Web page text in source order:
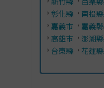
新竹縣
苗栗縣
彰化縣
南投縣
嘉義市
嘉義縣
高雄市
澎湖縣
台東縣
花蓮縣